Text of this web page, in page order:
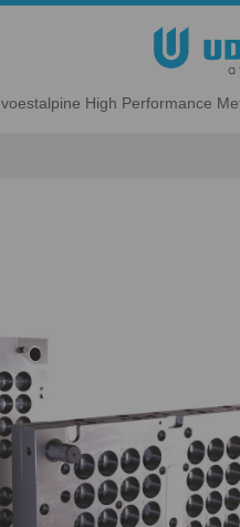
voestalpine High Performance